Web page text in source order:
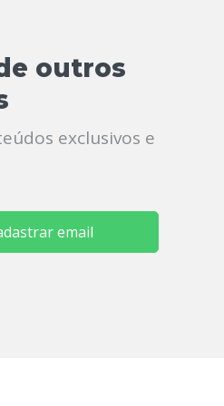
outros
exclusivos e
email